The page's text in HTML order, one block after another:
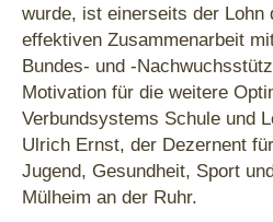
wurde, ist einerseits der Lohn
effektiven Zusammenarbeit
Bundes- und -
Motivation für die weitere
Verbundsystems Schule und
Ulrich Ernst, der Dezernent
Jugend, Gesundheit, Sport
Mülheim an der Ruhr.